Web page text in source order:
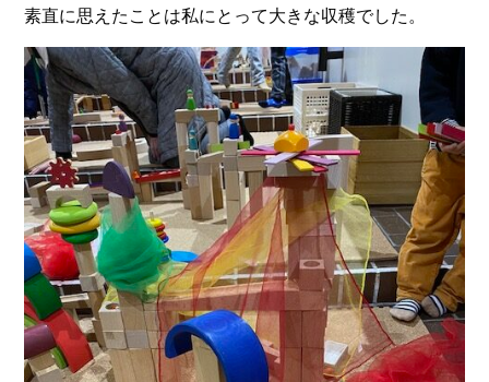
素直に思えたことは私にとって大きな収穫でした。